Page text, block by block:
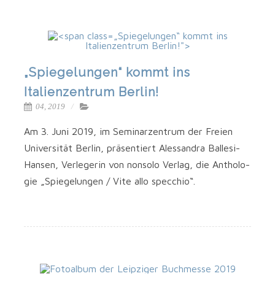
„Spiegelungen“ kommt ins
Italienzentrum Berlin!">
„Spiegelungen“ kommt ins
Italienzentrum Berlin!
04, 2019
Am 3. Juni 2019, im Semi­nar­zen­trum der Frei­en
Uni­ver­si­tät Ber­lin, prä­sen­tiert Ales­san­dra Ballesi-
Hansen, Ver­le­ge­rin von non­so­lo Ver­lag, die Antho­lo­
gie „Spie­ge­lun­gen / Vite allo specchio“.